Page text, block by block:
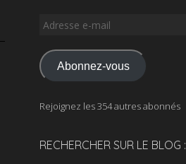
Adresse
mail
Abonnez-vous
Rejoignez les 354 autres abonnés
RECHERCHER SUR LE BLOG :